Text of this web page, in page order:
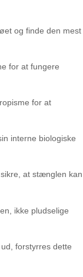
og finde den mest
for at fungere
for at
interne biologiske
at stænglen kan
ikke pludselige
forstyrres dette